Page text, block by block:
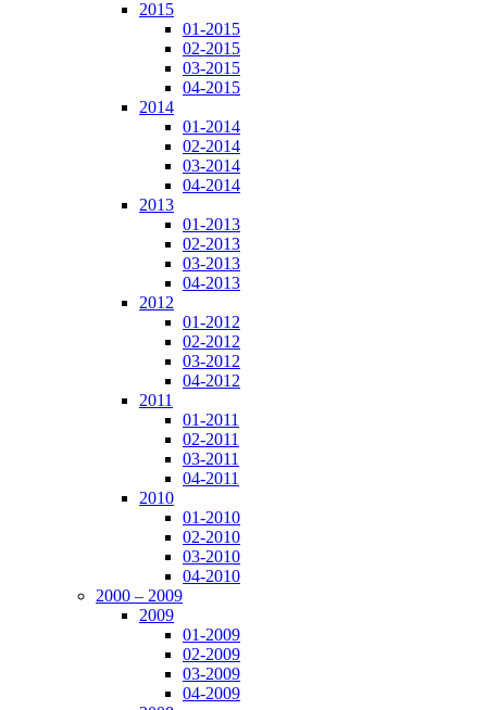
2015
01-2015
02-2015
03-2015
04-2015
2014
01-2014
02-2014
03-2014
04-2014
2013
01-2013
02-2013
03-2013
04-2013
2012
01-2012
02-2012
03-2012
04-2012
2011
01-2011
02-2011
03-2011
04-2011
2010
01-2010
02-2010
03-2010
04-2010
2000 – 2009
2009
01-2009
02-2009
03-2009
04-2009